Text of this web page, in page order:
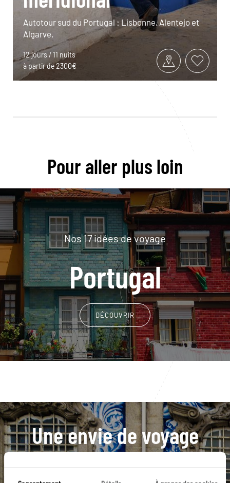
Autotour sud du Portugal : Lisbonne, Alentejo et
Algarve.
12 jours / 11 nuits
à partir de 2300€
Pour aller plus loin
Nos 17 idées de voyage
Portugal
DÉCOUVRIR
Une envie de voyage
particulière ?